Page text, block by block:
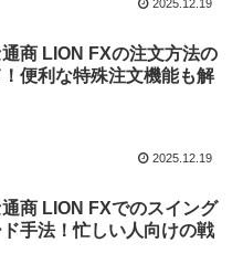
2025.12.19
通商 LION FXの注文方法の
便利な特殊注文機能も解
2025.12.19
通商 LION FXでのスイング
ド手法！忙しい人向けの戦